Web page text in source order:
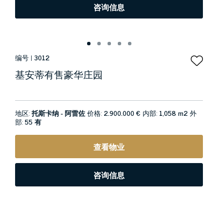
咨询信息
编号 | 3012
基安蒂有售豪华庄园
地区:托斯卡纳 - 阿雷佐价格: 2.900.000 € 内部: 1,058 m2外
部:55 有
查看物业
咨询信息